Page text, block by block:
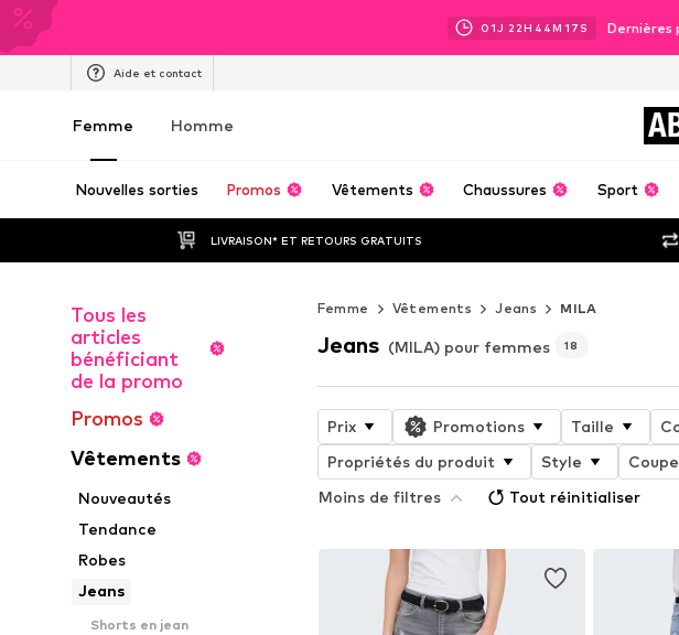
01J 22H 44M 15 S Dernières
Aide et contact
Femme Homme
Nouvelles sorties Promos Vêtements Chaussures Sport
LIVRAISON* ET RETOURS GRATUITS
Tous les
articles
bénéficiant
de la promo
Promos
Vêtements
Nouveautés
Tendance
Robes
Jeans
Shorts en jean
Femme Vêtements Jeans MILA
Jeans (MILA) pour femmes 18
Prix Promotions Taille
Propriétés du produit
Style Coupe
Moins de filtres
Tout réinitialiser